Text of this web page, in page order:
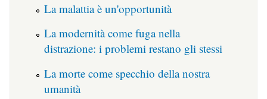
La malattia è un'opportunità
La modernità come fuga nella
distrazione: i problemi restano gli stessi
La morte come specchio della nostra
umanità